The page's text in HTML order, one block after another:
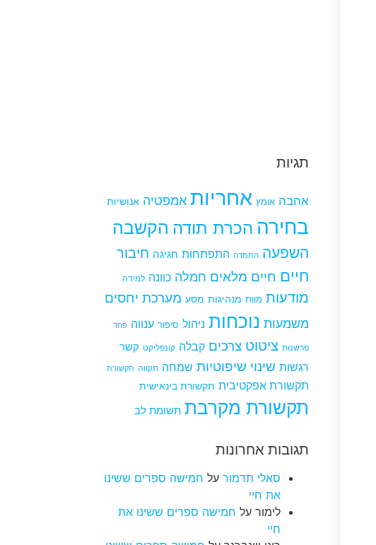
תגיות
אהבה אומץ אחריות אמפטיה אנושיות
בחירה הכרת תודה הקשבה
השפעה התמדה התפתחות חגיגה חיבור
חיים חיים מלאים חמלה כוונה למידה
מודעות מוות מנהיגות מסע מערכת יחסים
משמעות נוכחות ניהול סיפור ענווה פחד
פרשנות ציטוט צרכים קבלה קונפליקט קשר
רגשות שינוי שיפוטיות שמחה תקווה תקשורת
תקשורת אפקטיבית תקשורת בינאישית
תקשורת מקרבת תשומת לב
תגובות אחרונות
סאלי תדמורעל חמישה ספרים ששינו
את חיי
לימורעל חמישה ספרים ששינו את
חיי